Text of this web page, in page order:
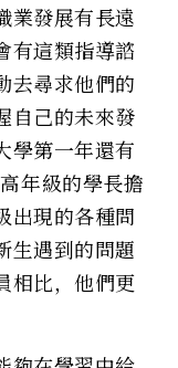
業發展有長遠
有這類指導諮
去尋求他們的
自己的未來發
學第一年還有
年級的學長擔
出現的各種問
生遇到的問題
相比，他們更